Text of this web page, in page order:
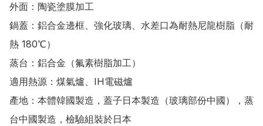
外面：陶瓷塗膜加工
鍋蓋：鋁合金邊框、強化玻璃、水差口為耐熱尼龍樹脂（耐
熱 180℃）
蒸台：鋁合金（氟素樹脂加工）
適用熱源：煤氣爐、IH電磁爐
產地：本體韓國製造，蓋子日本製造（玻璃部份中國），蒸
台中國製造，檢驗組裝於日本